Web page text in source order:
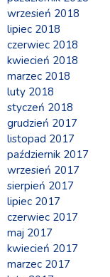
wrzesień 2018
lipiec 2018
czerwiec 2018
kwiecień 2018
marzec 2018
luty 2018
styczeń 2018
grudzień 2017
listopad 2017
październik 2017
wrzesień 2017
sierpień 2017
lipiec 2017
czerwiec 2017
maj 2017
kwiecień 2017
marzec 2017